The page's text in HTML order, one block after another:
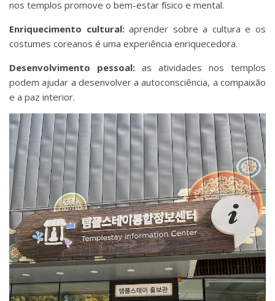
nos templos promove o bem-estar físico e mental.
Enriquecimento cultural:aprender sobre a cultura e os
costumes coreanos é uma experiência enriquecedora.
Desenvolvimento pessoal: as atividades nos templos
podem ajudar a desenvolver a autoconsciência, a compaixão
e a paz interior.